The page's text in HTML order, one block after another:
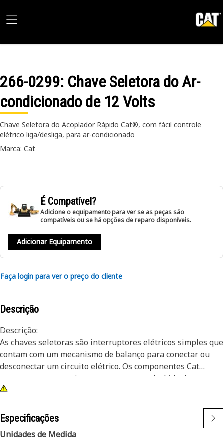
266-0299: Chave Seletora do Ar-
condicionado de 12 Volts
Chave Seletora do Acoplador Rápido Cat®, com fácil controle
elétrico liga/desliga, para ar-condicionado
Marca: Cat
É Compatível?
Adicione o equipamento para ver se as peças são
compatíveis ou se há opções de reparo disponíveis.
Adicionar Equipamento
Faça login para ver o preço do cliente
Descrição
Descrição:
As chaves seletoras são interruptores elétricos simples que
contam com um mecanismo de balanço para conectar ou
desconectar um circuito elétrico. Os componentes Cat
garantem que o equipamento opere no nível ideal.
• Chave seletora de duas posições
• Símbolo: Ar-Condicionado/Sistema de Arrefecimento [ISO
0027]
Especificações
Unidades de Medida